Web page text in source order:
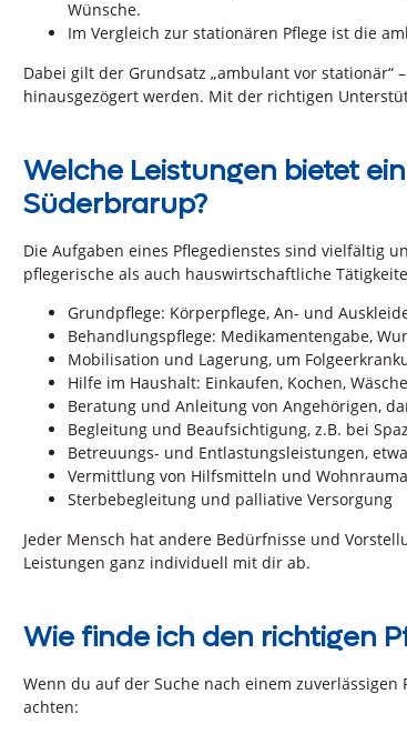
Wünsche.
Im Vergleich zur stationären Pflege ist die
Dabei gilt der Grundsatz „ambulant vor stationär“
hinausgezögert werden. Mit der richtigen
Welche Leistungen bietet
Süderbrarup?
Die Aufgaben eines Pflegedienstes sind vielfältig
pflegerische als auch hauswirtschaftliche
Grundpflege: Körperpflege, An- und
Behandlungspflege: Medikamentengabe,
Mobilisation und Lagerung, um
Hilfe im Haushalt: Einkaufen, Kochen,
Beratung und Anleitung von Angehörigen,
Begleitung und Beaufsichtigung, z.B. bei
Betreuungs- und Entlastungsleistungen,
Vermittlung von Hilfsmitteln und
Sterbebegleitung und palliative Versorgung
Jeder Mensch hat andere Bedürfnisse und
Leistungen ganz individuell mit dir ab.
Wie finde ich den richtigen
Wenn du auf der Suche nach einem
achten: